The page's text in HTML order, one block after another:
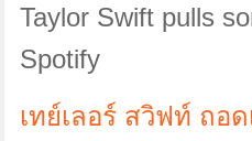
Taylor Swift pulls
Spotify
เทย์เลอร์ สวิฟท์ ถอ